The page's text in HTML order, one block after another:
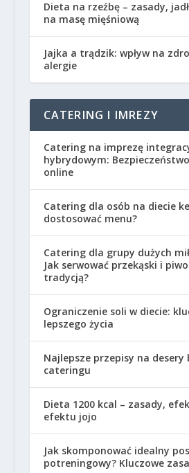
Dieta na rzeźbę – zasady,
na masę mięśniową
Jajka a trądzik: wpływ na
alergie
CATERING I IMREZY
Catering na imprezę
hybrydowym:
online
Catering dla osób na diecie
dostosować menu?
Catering dla grupy dużych
Jak serwować przekąski i
tradycją?
Ograniczenie soli w diecie:
lepszego życia
Najlepsze przepisy na desery
cateringu
Dieta 1200 kcal – zasady,
efektu jojo
Jak skomponować idealny
potreningowy? Kluczowe